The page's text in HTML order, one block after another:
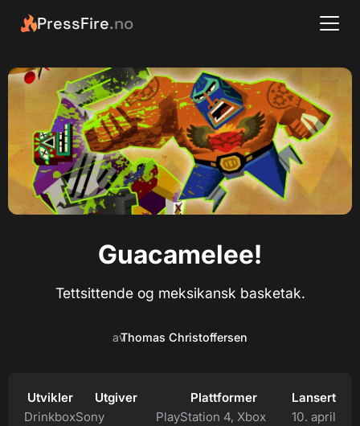
PressFire.no
Guacamelee!
Tettsittende og meksikansk basketak.
avThomas Christoffersen
Utvikler
Drinkbox
Utgiver
Sony
Plattformer
PlayStation 4, Xbox
Lansert
10. april